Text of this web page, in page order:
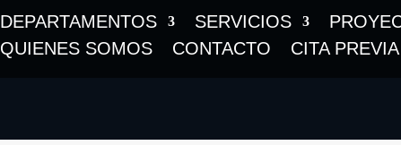
DEPARTAMENTOS SERVICIOS
QUIENES SOMOS
CONTACTO CITA PREVIA